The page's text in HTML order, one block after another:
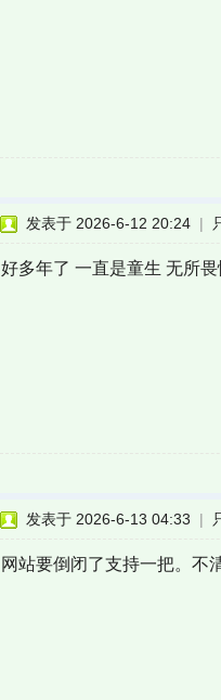
发表于 2026-6-12 20:24 |
好多年了 一直是童生 无所畏
发表于 2026-6-13 04:33 |
网站要倒闭了支持一把。不